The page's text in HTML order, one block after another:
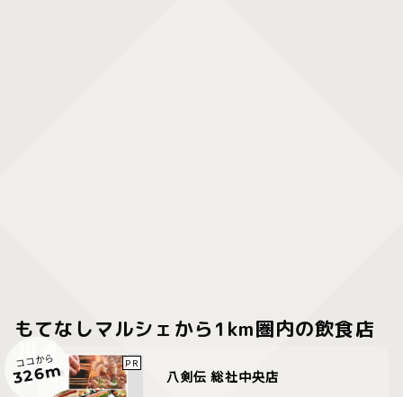
もてなしマルシェから1km圏内の飲食店
ココから
326m 八剣伝 総社中央店